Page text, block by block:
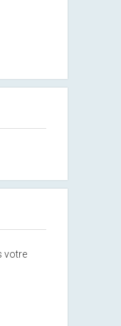
votre